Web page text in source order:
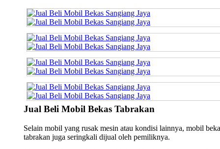
Jual Beli Mobil Bekas Tabrakan
Selain mobil yang rusak mesin atau kondisi lainnya, mobil
tabrakan juga seringkali dijual oleh pemiliknya.